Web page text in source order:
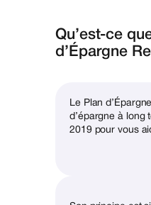
Qu’est-ce
d’Épargne
Le Plan
d’épargne à long
2019 pour vous